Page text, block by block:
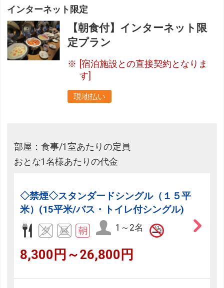
インターネット限定
【朝食付】インターネット限
定プラン
[宿泊施設との直接契約となりま
す]
現地払い
部屋：食事/1室あたりの定員
おとな1名様あたりの代金
◇禁煙◇スタンダードシングル（１５平
米）(15平米/バス・トイレ付シングル)
1～2名
8,300円～26,800円